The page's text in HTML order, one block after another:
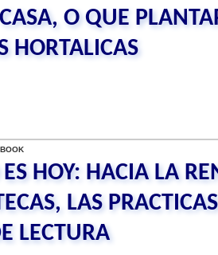
O QUE
HORTALICAS
HOY: HACIA LA
LAS
LECTURA